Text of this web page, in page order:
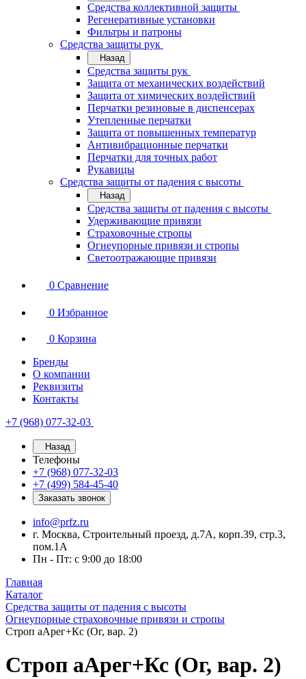
Средства коллективной защиты
Регенеративные установки
Фильтры и патроны
Средства защиты рук
Назад
Средства защиты рук
Защита от механических воздействий
Защита от химических воздействий
Перчатки резиновые в диспенсерах
Утепленные перчатки
Защита от повышенных температур
Антивибрационные перчатки
Перчатки для точных работ
Рукавицы
Средства защиты от падения с высоты
Назад
Средства защиты от падения с высоты
Удерживающие привязи
Страховочные стропы
Огнеупорные привязи и стропы
Светоотражающие привязи
0 Сравнение
0 Избранное
0 Корзина
Бренды
О компании
Реквизиты
Контакты
+7 (968) 077-32-03
Назад
Телефоны
+7 (968) 077-32-03
+7 (499) 584-45-40
Заказать звонок
info@prfz.ru
г. Москва, Строительный проезд, д.7А, корп.39, стр.3,
пом.1А
Пн - Пт: с 9:00 до 18:00
Главная
Каталог
Средства защиты от падения с высоты
Огнеупорные страховочные привязи и стропы
Строп аАрег+Кс (Ог, вар. 2)
Строп аАрег+Кс (Ог, вар. 2)